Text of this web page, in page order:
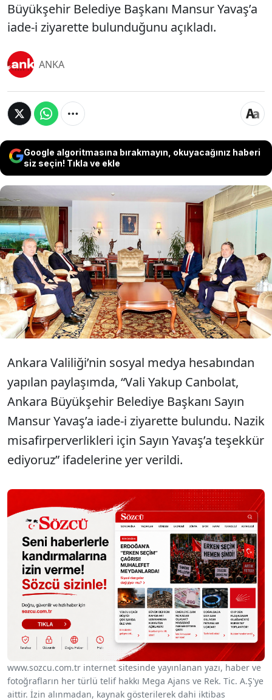
Büyükşehir Belediye Başkanı Mansur Yavaş’a
iade-i ziyarette bulunduğunu açıkladı.
ANKA
Google algoritmasına bırakmayın, okuyacağınız haberi
siz seçin! Tıkla ve ekle
Ankara Valiliği, Vali Yakup Canbolat’ın
Ankara Büyükşehir Belediye Başkanı
Mansur Yavaş’a iade-i ziyarette
bulunduğunu açıkladı.
Ankara Valiliği’nin sosyal medya hesabından
yapılan paylaşımda, “Vali Yakup Canbolat,
Ankara Büyükşehir Belediye Başkanı Sayın
Mansur Yavaş’a iade-i ziyarette bulundu. Nazik
misafirperverlikleri için Sayın Yavaş’a teşekkür
ediyoruz” ifadelerine yer verildi.
www.sozcu.com.tr internet sitesinde yayınlanan yazı, haber ve
fotoğrafların her türlü telif hakkı Mega Ajans ve Rek. Tic. A.Ş'ye
aittir. İzin alınmadan, kaynak gösterilerek dahi iktibas